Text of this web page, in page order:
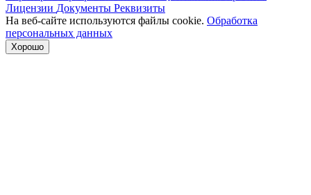
Лицензии Документы Реквизиты
На веб-сайте используются файлы cookie. Обработка
персональных данных
Хорошо